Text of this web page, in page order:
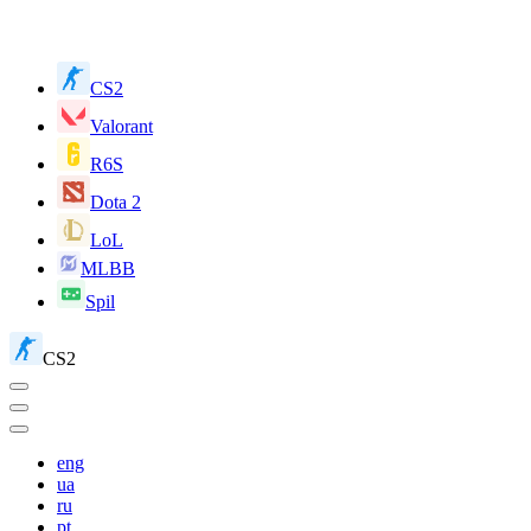
CS2
Valorant
R6S
Dota 2
LoL
MLBB
Spil
CS2
eng
ua
ru
pt